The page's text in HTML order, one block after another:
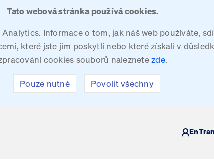
Tato webová stránka používá cookies.
Informace o tom, jak náš web používáte,
které jste jim poskytli nebo které získali v
cookies souborů naleznetezde.
Pouze nutné Povolit všechny
En